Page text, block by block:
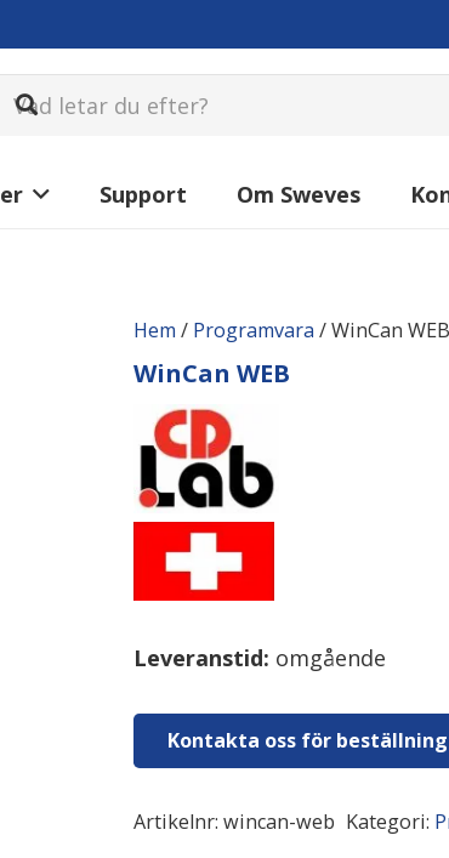
Support Om Sweves
Hem / Programvara / WinCan WEB
WinCan WEB
Leveranstid: omgående
Kontakta oss för beställning
Artikelnr: wincan-web Kategori: